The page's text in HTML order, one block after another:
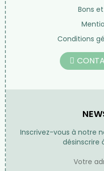
Bons
Conditions
Inscrivez-vous à notre
désinscrire